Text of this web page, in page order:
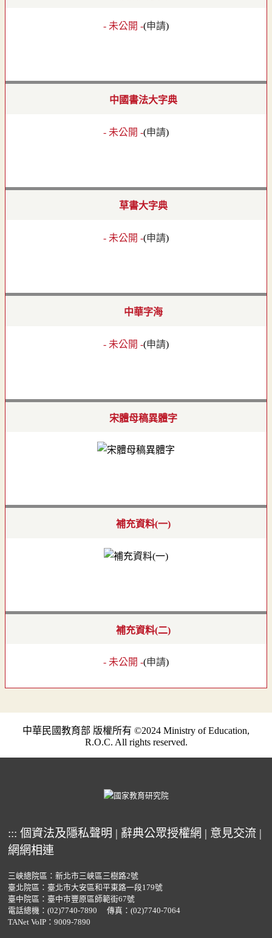
- 未公開 -(申請)
中國書法大字典
- 未公開 -(申請)
草書大字典
- 未公開 -(申請)
中華字海
- 未公開 -(申請)
宋體母稿異體字
補充資料(一)
補充資料(二)
- 未公開 -(申請)
中華民國教育部 版權所有 ©2024 Ministry of Education,
R.O.C. All rights reserved.
::: 個資法及隱私聲明 | 辭典公眾授權網 | 意見交流 |
網網相連
三峽總院區：新北市三峽區三樹路2號
臺北院區：臺北市大安區和平東路一段179號
臺中院區：臺中市豐原區師範街67號
電話總機： (02)7740-7890
傳真：(02)7740-7064
TANet VoIP：9009-7890